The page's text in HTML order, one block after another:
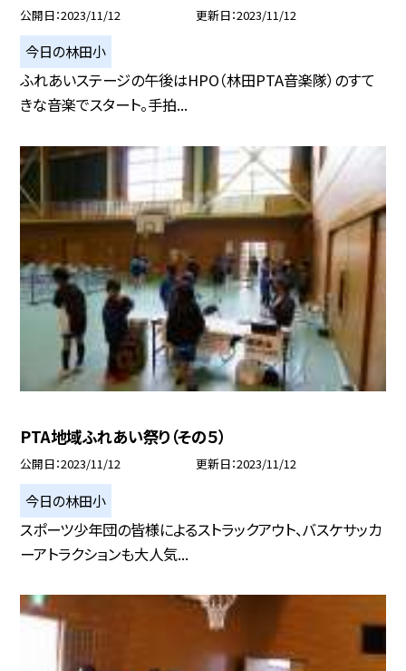
公開日 2023/11/12 更新日 2023/11/12
今日の林田小
ふれあいステージの午後はHPO（林田PTA音楽隊）のすて
きな音楽でスタート。手拍...
PTA地域ふれあい祭り（その５）
公開日 2023/11/12 更新日 2023/11/12
今日の林田小
スポーツ少年団の皆様によるストラックアウト、バスケサッカ
ーアトラクションも大人気...